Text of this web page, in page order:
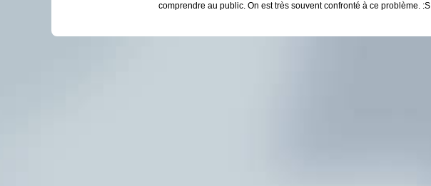
comprendre au public. On est très souvent confronté à ce problème. :S